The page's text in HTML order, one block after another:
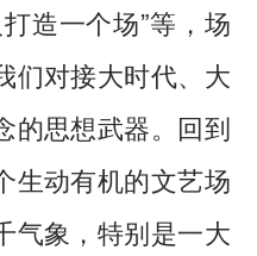
造一个场”等，场
们对接大时代、大
的思想武器。回到
生动有机的文艺场
气象，特别是一大